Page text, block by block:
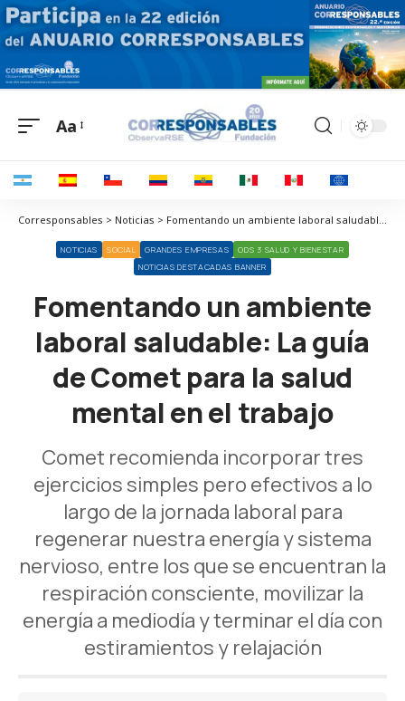
Aa
Corresponsables > Noticias > Fomentando un ambiente laboral saludable: La guía de Comet para la salud mental en el trabajo
NOTICIAS SOCIAL GRANDES EMPRESAS
ODS 3 SALUD Y BIENESTAR
NOTICIAS DESTACADAS BANNER
Fomentando un ambiente
laboral saludable: La guía
de Comet para la salud
mental en el trabajo
Comet recomienda incorporar tres
ejercicios simples pero efectivos a lo
largo de la jornada laboral para
regenerar nuestra energía y sistema
nervioso, entre los que se encuentran la
respiración consciente, movilizar la
energía a mediodía y terminar el día con
estiramientos y relajación